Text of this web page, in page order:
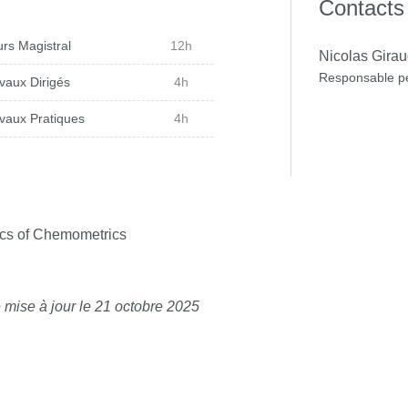
3h
+ equipment) 4h
lipidomics, glycolization
analysis, data
Magistral 12h
Dirigés 4h
Pratiques 4h
of Chemometrics
mise à jour le 21 octobre 2025
Contacts
Nicolas
Responsable